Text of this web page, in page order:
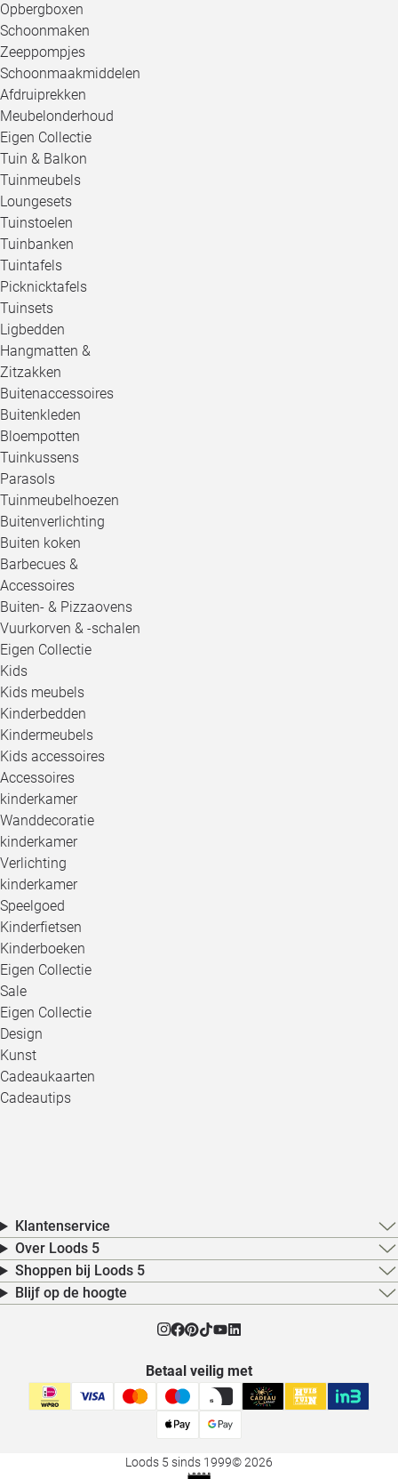
Opbergboxen
Schoonmaken
Zeeppompjes
Schoonmaakmiddelen
Afdruiprekken
Meubelonderhoud
Eigen Collectie
Tuin & Balkon
Tuinmeubels
Loungesets
Tuinstoelen
Tuinbanken
Tuintafels
Picknicktafels
Tuinsets
Ligbedden
Hangmatten &
Zitzakken
Buitenaccessoires
Buitenkleden
Bloempotten
Tuinkussens
Parasols
Tuinmeubelhoezen
Buitenverlichting
Buiten koken
Barbecues &
Accessoires
Buiten- & Pizzaovens
Vuurkorven & -schalen
Eigen Collectie
Kids
Kids meubels
Kinderbedden
Kindermeubels
Kids accessoires
Accessoires
kinderkamer
Wanddecoratie
kinderkamer
Verlichting
kinderkamer
Speelgoed
Kinderfietsen
Kinderboeken
Eigen Collectie
Sale
Eigen Collectie
Design
Kunst
Cadeaukaarten
Cadeautips
Klantenservice
Over Loods 5
Shoppen bij Loods 5
Blijf op de hoogte
Betaal veilig met
Loods 5 sinds 1999© 2026